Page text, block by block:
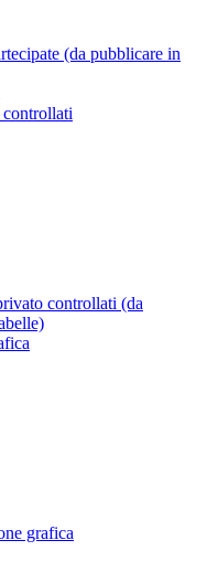
(da pubblicare in
controllati (da
grafica